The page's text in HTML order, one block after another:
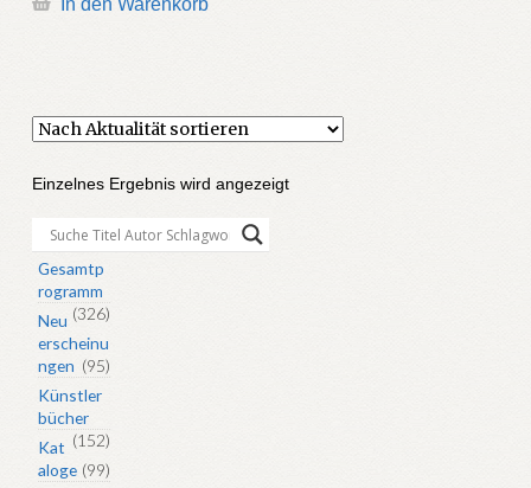
Einzelnes Ergebnis wird angezeigt
Gesamtp
rogramm
(326)
Neu
erscheinu
ngen (95)
Künstler
bücher
(152)
Kat
aloge (99)